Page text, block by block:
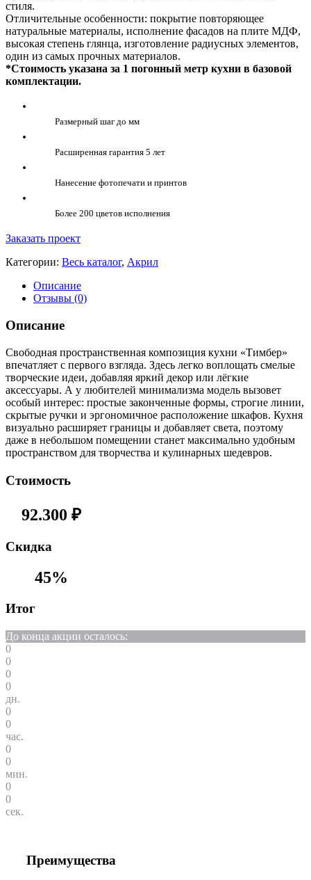
стиля.
Отличительные особенности: покрытие повторяющее
натуральные материалы, исполнение фасадов на плите МДФ,
высокая степень глянца, изготовление радиусных элементов,
один из самых прочных материалов.
*Стоимость указана за 1 погонный метр кухни в базовой
комплектации.
Размерный шаг до мм
Расширенная гарантия 5 лет
Нанесение фотопечати и принтов
Более 200 цветов исполнения
Заказать проект
Категории: Весь каталог, Акрил
Описание
Отзывы (0)
Описание
Свободная пространственная композиция кухни «Тимбер»
впечатляет с первого взгляда. Здесь легко воплощать смелые
творческие идеи, добавляя яркий декор или лёгкие
аксессуары. А у любителей минимализма модель вызовет
особый интерес: простые законченные формы, строгие линии,
скрытые ручки и эргономичное расположение шкафов. Кухня
визуально расширяет границы и добавляет света, поэтому
даже в небольшом помещении станет максимально удобным
пространством для творчества и кулинарных шедевров.
Стоимость
92.300₽
Cкидка
45%
Итог
До конца акции осталось:
0
0
0
0
дн.
0
0
час.
0
0
мин.
0
0
сек.
Преимущества